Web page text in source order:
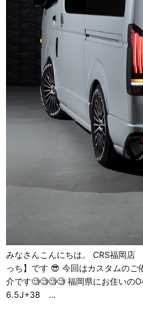
みなさんこんにちは。 CRS福岡店
っち】です 😎 今回はカスタムのご
介です🧐🧐🧐🧐 福岡県にお住いの
6.5J+38 …